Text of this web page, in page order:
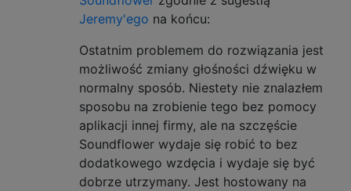
Jeremy'ego na końcu:
Ostatnim problemem do rozwiązania jest
możliwość zmiany głośności dźwięku w
normalny sposób. Niestety nie znalazłem
sposobu na zrobienie tego bez pomocy
aplikacji innej firmy, ale na szczęście
Soundflower wydaje się robić to bez
dodatkowego wzdęcia i wydaje się być
dobrze utrzymany. Jest hostowany na